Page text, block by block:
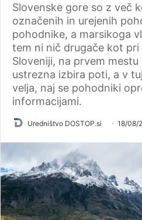
Slovenske gore so z več
označenih in urejenih
pohodnike, a marsikoga
tem ni nič drugače kot
Sloveniji, na prvem
ustrezna izbira poti, a v
velja, naj se pohodniki
informacijami.
Uredništvo DOSTOP.si 18/08/